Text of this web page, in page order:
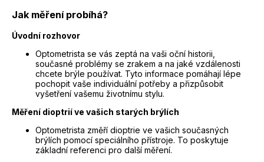
Jak měření probíhá?
Úvodní rozhovor
Optometrista se vás zeptá na vaši oční historii,
současné problémy se zrakem a na jaké vzdálenosti
chcete brýle používat. Tyto informace pomáhají lépe
pochopit vaše individuální potřeby a přizpůsobit
vyšetření vašemu životnímu stylu.
Měření dioptrií ve vašich starých brýlích
Optometrista změří dioptrie ve vašich současných
brýlích pomocí speciálního přístroje. To poskytuje
základní referenci pro další měření.